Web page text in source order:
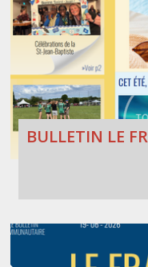
BULLETIN LE